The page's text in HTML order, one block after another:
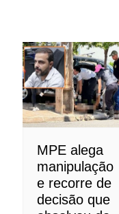
MPE alega
manipulação
e recorre de
decisão que